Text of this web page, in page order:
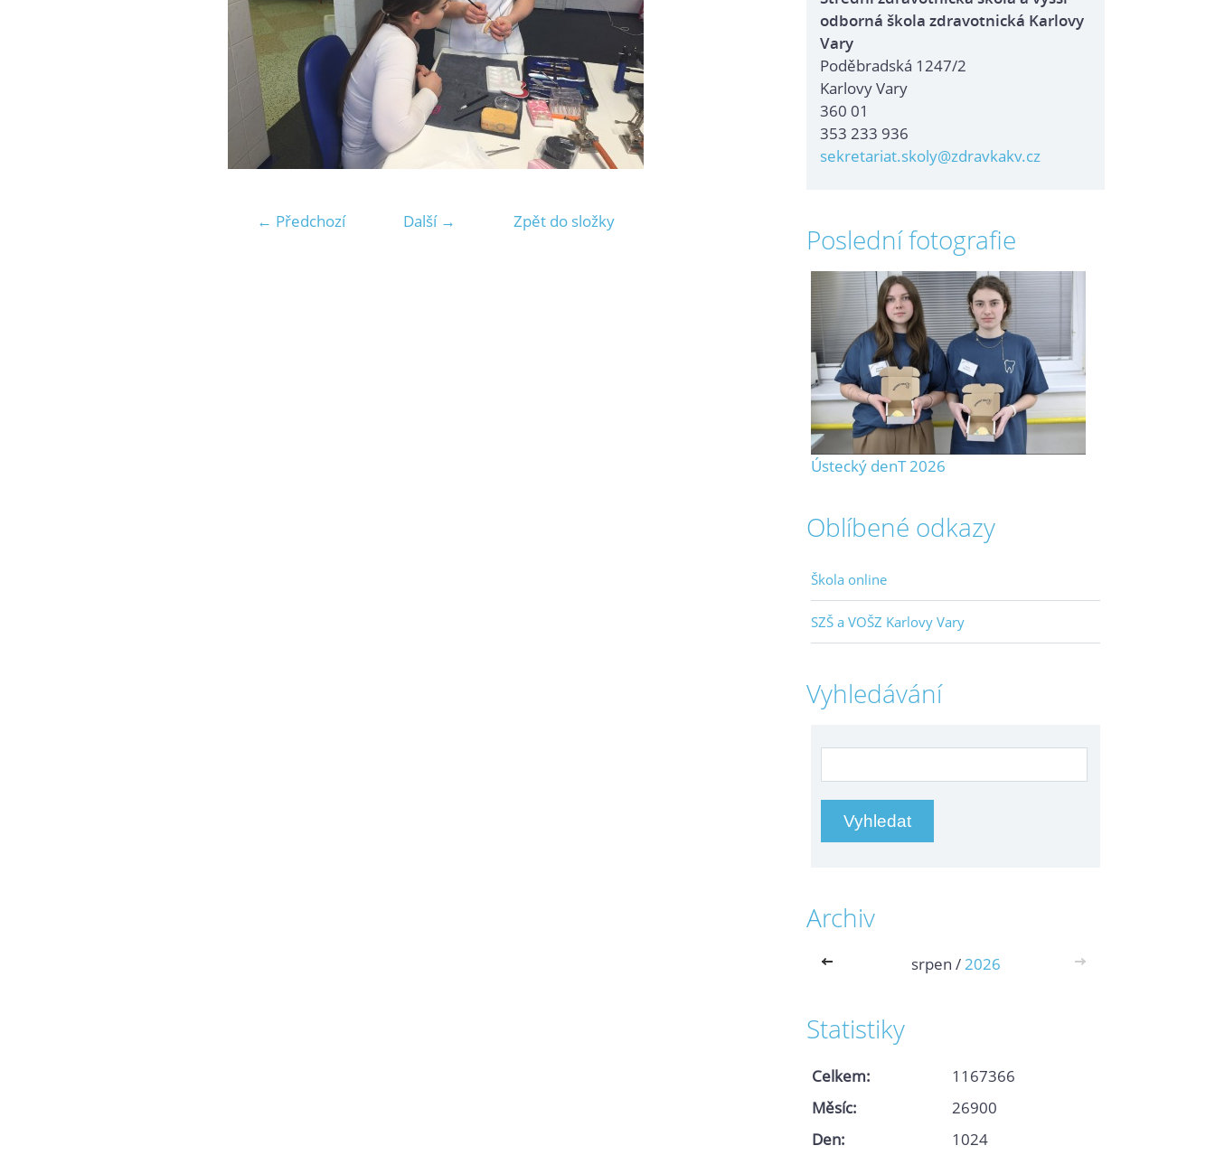
← Předchozí Další → Zpět do složky
odborná škola zdravotnická Karlovy
Vary
Poděbradská 1247/2
Karlovy Vary
360 01
353 233 936
sekretariat.skoly@zdravkakv.cz
Poslední fotografie
Ústecký denT 2026
Oblíbené odkazy
Škola online
SZŠ a VOŠZ Karlovy Vary
Vyhledávání
Archiv
<< srpen /2026 >>
Statistiky
Celkem:
1167366
Měsíc:
26900
Den:
1024